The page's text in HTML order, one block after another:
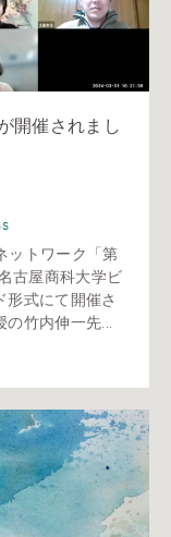
開催されまし
ットワーク「第
古屋商科大学ビ
形式にて開催さ
の竹内伸一先...